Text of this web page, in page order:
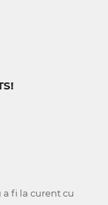
fi la curent cu